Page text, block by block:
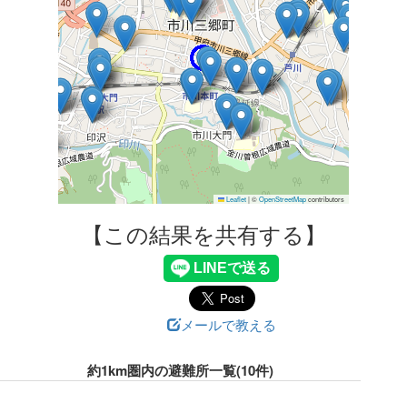
Leaflet|©OpenStreetMapcontributors
【この結果を共有する】
メールで教える
約1km圏内の避難所一覧(10件)